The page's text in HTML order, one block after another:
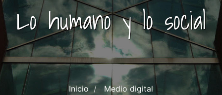
Lo humano y lo social
Inicio
Medio digital